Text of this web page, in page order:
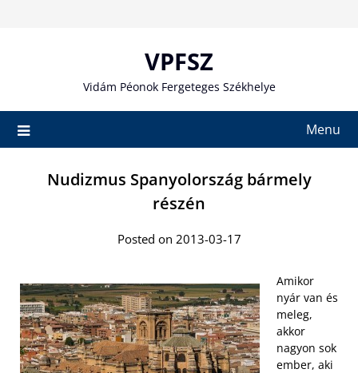
VPFSZ
Vidám Péonok Fergeteges Székhelye
Menu
Nudizmus Spanyolország bármely
részén
Posted on 2013-03-17
Amikor
nyár van és
meleg,
akkor
nagyon sok
ember, aki